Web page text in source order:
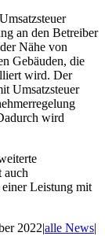
an den Betreiber
Nähe von
Gebäuden, die
wird. Der
Umsatzsteuer
wird
auch
Leistung mit
2022|alle News|